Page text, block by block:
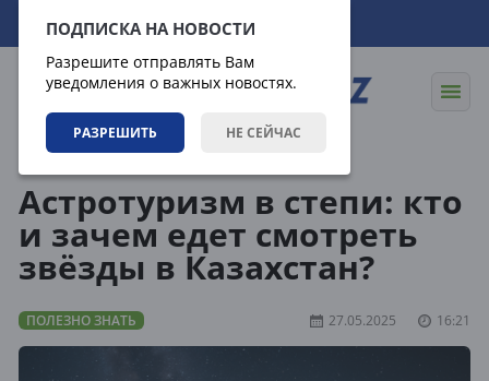
ПОДПИСКА НА НОВОСТИ
Разрешите отправлять Вам
уведомления о важных новостях.
РАЗРЕШИТЬ НЕ СЕЙЧАС
06.08.2026 17:32:30
Астротуризм в степи: кто
и зачем едет смотреть
звёзды в Казахстан?
ПОЛЕЗНО ЗНАТЬ 27.05.2025 16:21